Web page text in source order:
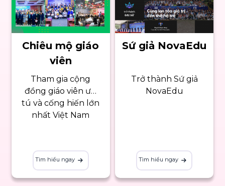
Chiêu mộ giáo
viên
Tham gia cộng
đồng giáo viên ưu
tú và cống hiến lớn
nhất Việt Nam
Tìm hiểu ngay
Sứ giả NovaEdu
Trở thành Sứ giả
NovaEdu
Tìm hiểu ngay